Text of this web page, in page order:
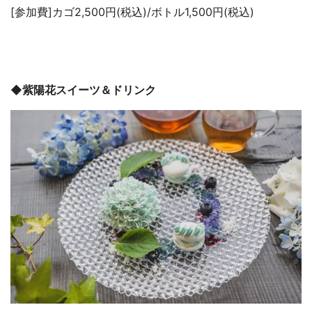
[参加費]カゴ2,500円(税込)/ボトル1,500円(税込)
◆紫陽花スイーツ＆ドリンク